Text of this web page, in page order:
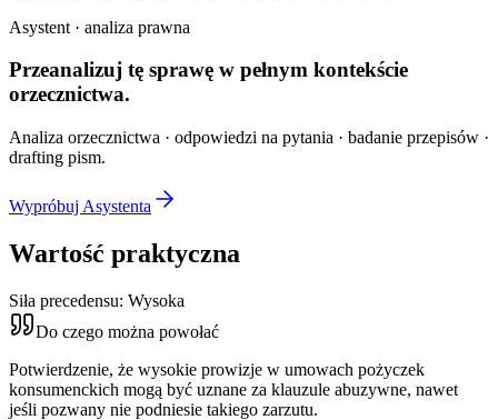
Asystent · analiza prawna
Przeanalizuj tę sprawę w pełnym kontekście
orzecznictwa.
Analiza orzecznictwa · odpowiedzi na pytania · badanie przepisów ·
drafting pism.
Wypróbuj Asystenta
Wartość praktyczna
Siła precedensu: Wysoka
Do czego można powołać
Potwierdzenie, że wysokie prowizje w umowach pożyczek
konsumenckich mogą być uznane za klauzule abuzywne, nawet
jeśli pozwany nie podniesie takiego zarzutu.